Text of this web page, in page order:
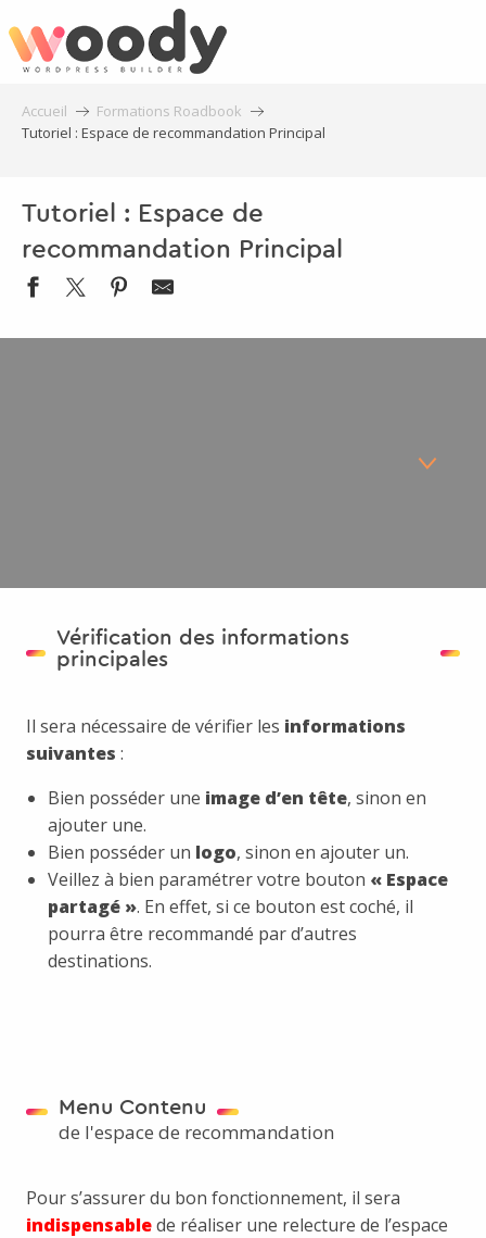
au
contenu
Accueil
Formations Roadbook
Tutoriel : Espace de recommandation Principal
Tutoriel : Espace de
recommandation Principal
3 Traduction des espaces
4 Espaces associés
5 Vérification des horaires
Vérification des informations
principales
Il sera nécessaire de vérifier les informations
suivantes :
Bien posséder une image d’en tête, sinon en
ajouter une.
Bien posséder un logo, sinon en ajouter un.
Veillez à bien paramétrer votre bouton « Espace
partagé ». En effet, si ce bouton est coché, il
pourra être recommandé par d’autres
destinations.
Menu Contenu
de l'espace de recommandation
Pour s’assurer du bon fonctionnement, il sera
indispensablede réaliser une relecture de l’espace